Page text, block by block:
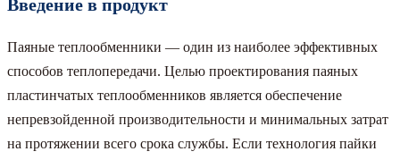
Введение в продукт
Паяные теплообменники — один из наиболее эффективных
способов теплопередачи. Целью проектирования паяных
пластинчатых теплообменников является обеспечение
непревзойденной производительности и минимальных затрат
на протяжении всего срока службы. Если технология пайки